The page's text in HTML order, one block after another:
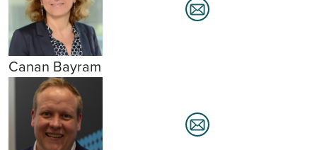
Canan Bayram